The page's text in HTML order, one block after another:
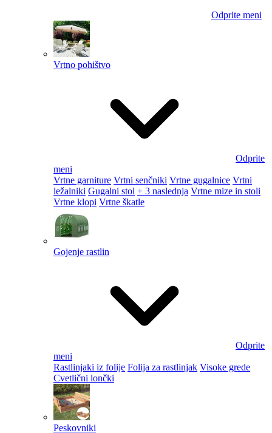
Odprite meni
Vrtno pohištvo
Odprite
meni
Vrtne garniture Vrtni senčniki Vrtne gugalnice Vrtni
ležalniki Gugalni stol + 3 naslednja Vrtne mize in stoli
Vrtne klopi Vrtne škatle
Gojenje rastlin
Odprite
meni
Rastlinjaki iz folije Folija za rastlinjak Visoke grede
Cvetlični lončki
Peskovniki